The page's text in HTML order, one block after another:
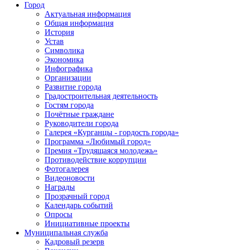
Город
Актуальная информация
Общая информация
История
Устав
Символика
Экономика
Инфографика
Организации
Развитие города
Градостроительная деятельность
Гостям города
Почётные граждане
Руководители города
Галерея «Курганцы - гордость города»
Программа «Любимый город»
Премия «Трудящаяся молодежь»
Противодействие коррупции
Фотогалерея
Видеоновости
Награды
Прозрачный город
Календарь событий
Опросы
Инициативные проекты
Муниципальная служба
Кадровый резерв